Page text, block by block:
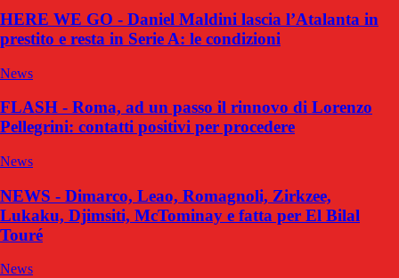
HERE WE GO - Daniel Maldini lascia l’Atalanta in
prestito e resta in Serie A: le condizioni
News
FLASH - Roma, ad un passo il rinnovo di Lorenzo
Pellegrini: contatti positivi per procedere
News
NEWS - Dimarco, Leao, Romagnoli, Zirkzee,
Lukaku, Djimsiti, McTominay e fatta per El Bilal
Touré
News